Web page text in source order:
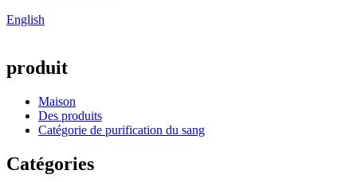
English
produit
Maison
Des produits
Catégorie de purification du sang
Catégories